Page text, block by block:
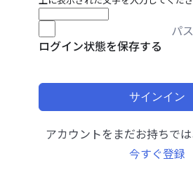
ログイン状態を保存する
パ
サインイン
アカウントをまだお持ちで
今すぐ登録